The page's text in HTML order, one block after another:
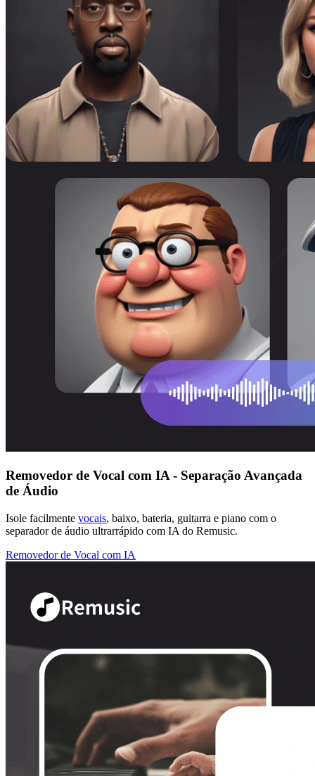
Removedor de Vocal com IA - Separação Avançada
de Áudio
Isole facilmente vocais, baixo, bateria, guitarra e piano com o
separador de áudio ultrarrápido com IA do Remusic.
Removedor de Vocal com IA